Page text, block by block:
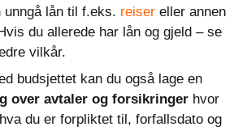
unngå lån til f.eks. reiser eller annen
du allerede har lån og gjeld – se
vilkår.
budsjettet kan du også lage en
over avtaler og forsikringer hvor
du er forpliktet til, forfallsdato og